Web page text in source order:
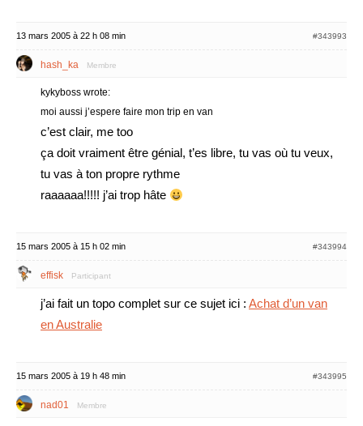
13 mars 2005 à 22 h 08 min #343993
hash_ka Membre
kykyboss wrote:
moi aussi j’espere faire mon trip en van
c’est clair, me too
ça doit vraiment être génial, t’es libre, tu vas où tu veux,
tu vas à ton propre rythme
raaaaaa!!!!! j’ai trop hâte
15 mars 2005 à 15 h 02 min #343994
effisk Participant
j’ai fait un topo complet sur ce sujet ici : Achat d’un van
en Australie
15 mars 2005 à 19 h 48 min #343995
nad01 Membre